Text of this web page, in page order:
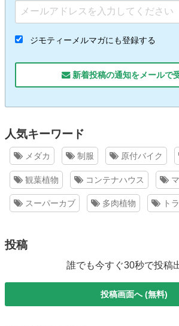
ジモティーメルマガにも登録する
新着投稿の通知をメールで
人気キーワード
メダカ 制服 原付バイク
観葉植物 コンテナハウス
スーパーカブ 多肉植物 ト
投稿
誰でも今すぐ30秒で投稿
投稿画面へ (無料)